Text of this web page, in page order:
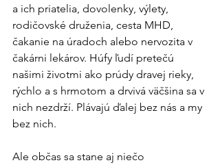
a ich priatelia, dovolenky, výlety,
rodičovské druženia, cesta MHD,
čakanie na úradoch alebo nervozita v
čakárni lekárov. Húfy ľudí pretečú
našimi životmi ako prúdy dravej rieky,
rýchlo a s hrmotom a drvivá väčšina sa v
nich nezdrží. Plávajú ďalej bez nás a my
bez nich.
Ale občas sa stane aj niečo